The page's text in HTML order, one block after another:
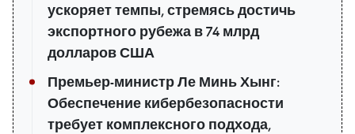
ускоряет темпы, стремясь достичь
экспортного рубежа в 74 млрд
долларов США
Премьер-министр Ле Минь Хынг:
Обеспечение кибербезопасности
требует комплексного подхода,